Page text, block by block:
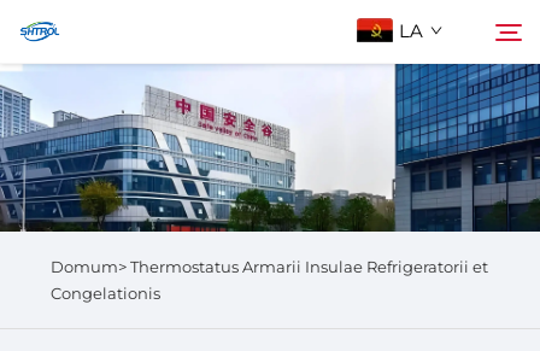
LA
De Nobis
Producta
Contactus Nos
Quaerere
Domum>Thermostatus Armarii Insulae Refrigeratorii et
Congelationis